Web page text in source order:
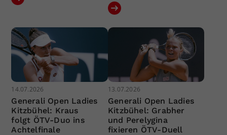
14.07.2026
Generali Open Ladies
Kitzbühel: Kraus
folgt ÖTV-Duo ins
Achtelfinale
13.07.2026
Generali Open Ladies
Kitzbühel: Grabher
und Perelygina
fixieren ÖTV-Duell